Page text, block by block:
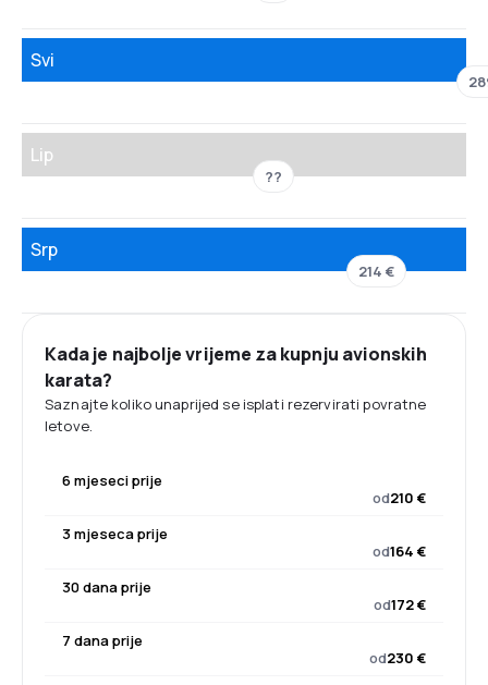
Svi
Lip
??
Srp
214 €
Kada je najbolje vrijeme za kupnju avionskih
karata?
Saznajte koliko unaprijed se isplati rezervirati povratne
letove.
6 mjeseci prije
od210 €
3 mjeseca prije
od164 €
30 dana prije
od172 €
7 dana prije
od230 €